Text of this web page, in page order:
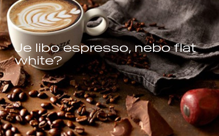
Je libo espresso, nebo flat
white?